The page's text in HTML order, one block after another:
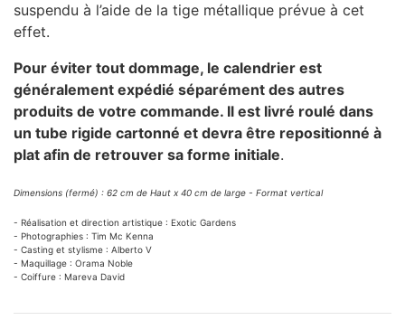
suspendu à l’aide de la tige métallique prévue à cet
effet.
Pour éviter tout dommage, le calendrier est
généralement expédié séparément des autres
produits de votre commande. Il est livré roulé dans
un tube rigide cartonné et devra être repositionné à
plat afin de retrouver sa forme initiale.
Dimensions (fermé) : 62 cm de Haut x 40 cm de large - Format vertical
- Réalisation et direction artistique : Exotic Gardens
- Photographies : Tim Mc Kenna
- Casting et stylisme : Alberto V
- Maquillage : Orama Noble
- Coiffure : Mareva David